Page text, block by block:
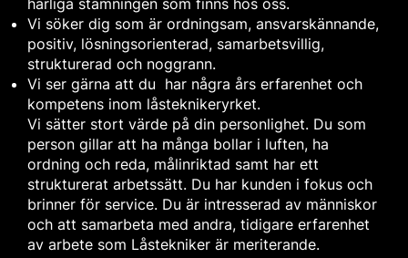
Vi söker dig som är ordningsam, ansvarskännande,
positiv, lösningsorienterad, samarbetsvillig,
strukturerad och noggrann.
Vi ser gärna att du har några års erfarenhet och
kompetens inom låsteknikeryrket.
Vi sätter stort värde på din personlighet. Du som
person gillar att ha många bollar i luften, ha
ordning och reda, målinriktad samt har ett
strukturerat arbetssätt. Du har kunden i fokus och
brinner för service. Du är intresserad av människor
och att samarbeta med andra, tidigare erfarenhet
av arbete som Låstekniker är meriterande.